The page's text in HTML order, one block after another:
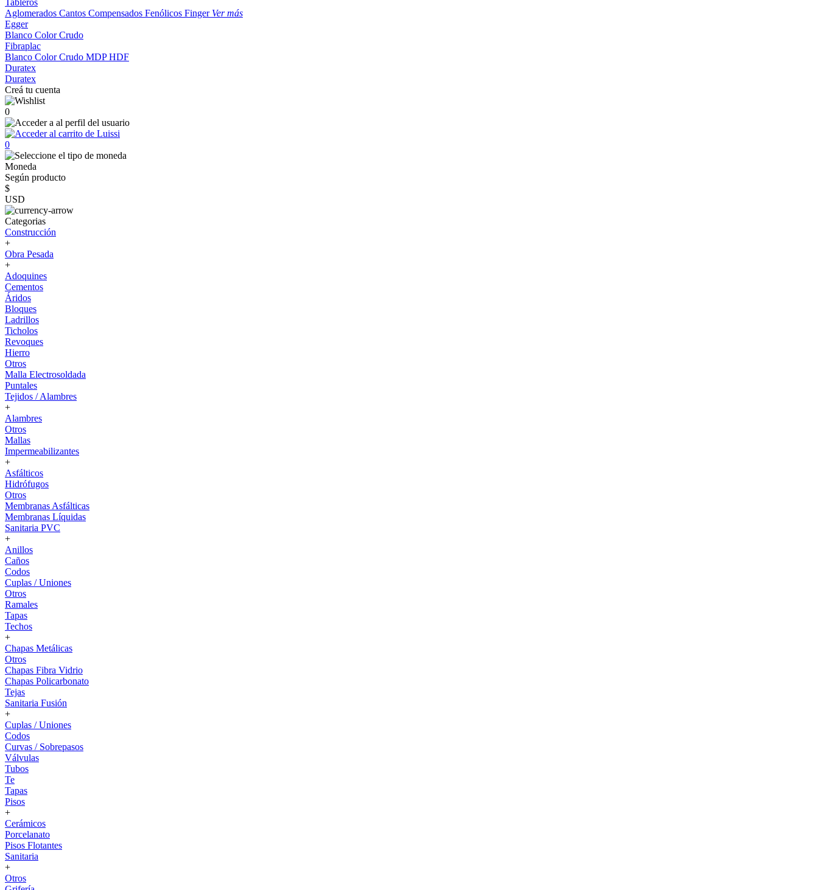
Tableros
Aglomerados Cantos Compensados Fenólicos Finger Ver más
Egger
Blanco ColorCrudo
Fibraplac
Blanco ColorCrudo MDPHDF
Duratex
Duratex
Creá tu cuenta
0
0
Moneda
Según producto
$
USD
Categorias
Construcción
+
Obra Pesada
+
Adoquines
Cementos
Áridos
Bloques
Ladrillos
Ticholos
Revoques
Hierro
Otros
Malla Electrosoldada
Puntales
Tejidos / Alambres
+
Alambres
Otros
Mallas
Impermeabilizantes
+
Asfálticos
Hidrófugos
Otros
Membranas Asfálticas
Membranas Líquidas
Sanitaria PVC
+
Anillos
Caños
Codos
Cuplas / Uniones
Otros
Ramales
Tapas
Techos
+
Chapas Metálicas
Otros
Chapas Fibra Vidrio
Chapas Policarbonato
Tejas
Sanitaria Fusión
+
Cuplas / Uniones
Codos
Curvas / Sobrepasos
Válvulas
Tubos
Te
Tapas
Pisos
+
Cerámicos
Porcelanato
Pisos Flotantes
Sanitaria
+
Otros